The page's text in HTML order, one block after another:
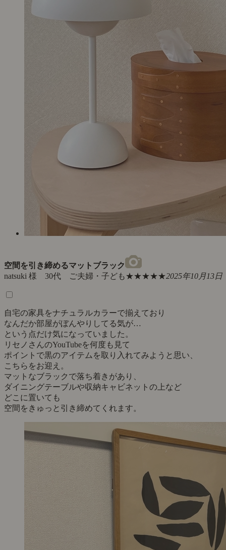
空間を引き締めるマットブラック
natsuki 様 30代 ご夫婦・子ども★★★★★2025年10月13日
自宅の家具をナチュラルカラーで揃えており
なんだか部屋がぼんやりしてる気が…
という点だけ気になっていました。
リセノさんのYouTubeを何度も見て
ポイントで黒のアイテムを取り入れてみようと思い、
こちらをお迎え。
マットなブラックで落ち着きがあり、
ダイニングテーブルや収納キャビネットの上など
どこに置いても
空間をきゅっと引き締めてくれます。